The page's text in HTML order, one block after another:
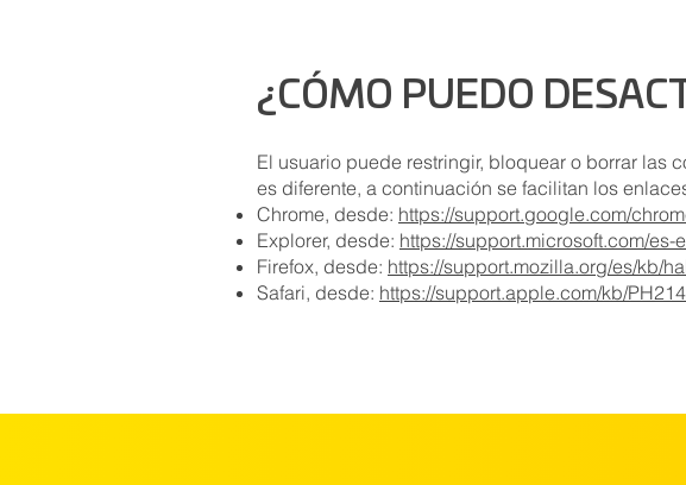
¿CÓMO PUEDO
El usuario puede restringir, bloquear o borrar las
es diferente, a continuación se facilitan los
Chrome, desde: https://support.google.com/
Explorer, desde: https://support.microsoft.com/
Firefox, desde: https://support.mozilla.org/es/kb/
Safari, desde: https://support.apple.com/kb/